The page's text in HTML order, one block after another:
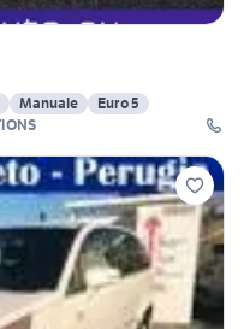
Manuale
Euro 5